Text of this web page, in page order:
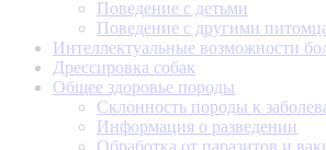
Поведение с детьми
Поведение с другими
Интеллектуальные возможности
Дрессировка собак
Общее здоровье породы
Склонность породы к
Информация о разведении
Обработка от паразитов и